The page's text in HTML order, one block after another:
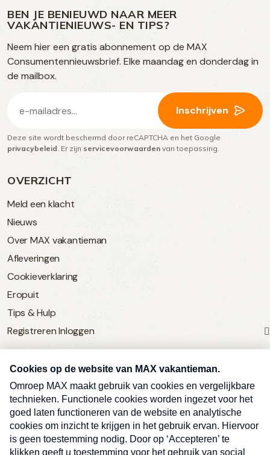
OVERZICHT
Meld een klacht
Nieuws
Over MAX vakantieman
Afleveringen
Cookieverklaring
Eropuit
Tips & Hulp
Registreren Inloggen
SERVICE
Over Omroep MAX
MAX Vandaag
MAX Meldpunt
Pers
op
social
media
op
Facebook
op
TikTok
op
Instagram
BEN JE BENIEUWD NAAR MEER
VAKANTIENIEUWS- EN TIPS?
Neem hier een gratis abonnement op de MAX
Consumentennieuwsbrief. Elke maandag en donderdag in
de mailbox.
mailadres
(Vereist)
Inschrijven
Deze site wordt beschermd door reCAPTCHA en het Google
privacybeleid . Er zijn servicevoorwaarden van toepassing.